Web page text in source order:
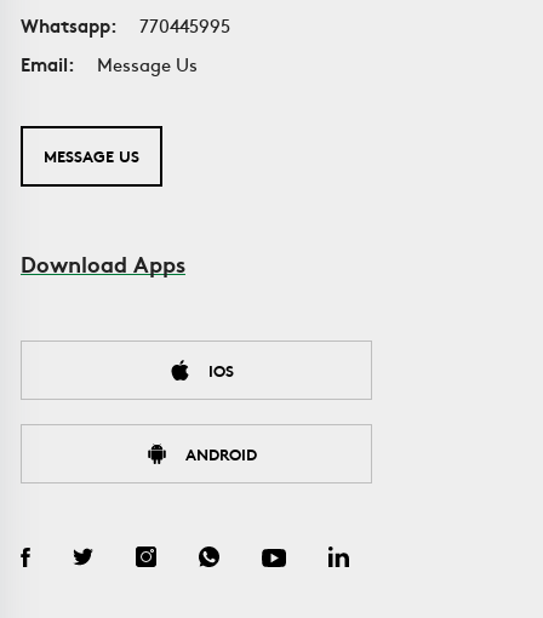
Whatsapp:
770445995
Email:
Message Us
MESSAGE US
Download Apps
IOS
ANDROID